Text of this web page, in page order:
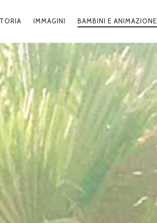
IMMAGINI BAMBINI E ANIMAZIONE